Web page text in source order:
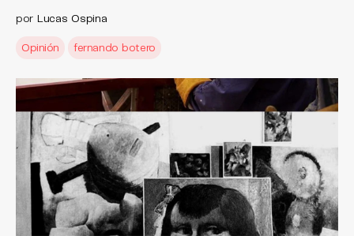
por Lucas Ospina
Opinión fernando botero